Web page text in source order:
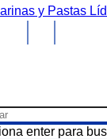
enter para